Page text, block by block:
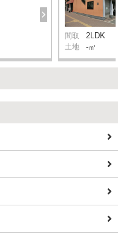
間取 2LDK
土地 -㎡